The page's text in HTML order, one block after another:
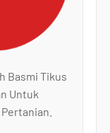
Basmi Tikus
Untuk